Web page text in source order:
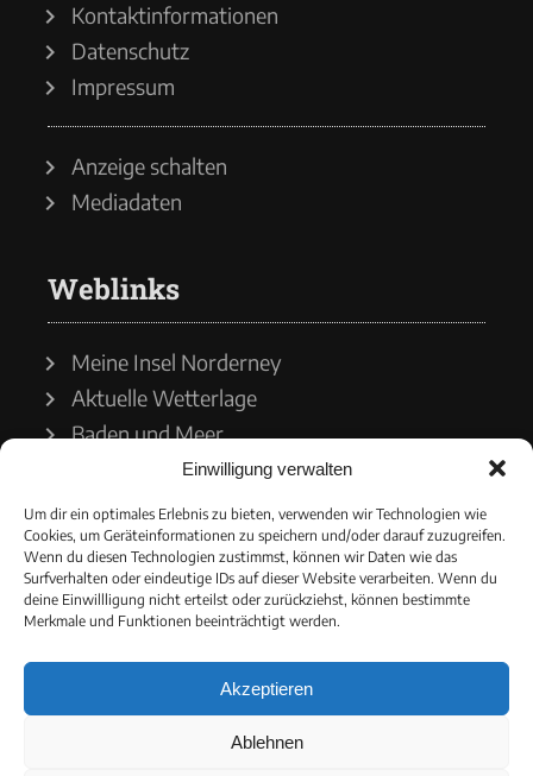
Einwilligung verwalten
Um dir ein optimales Erlebnis zu bieten, verwenden wir Technologien wie
Cookies, um Geräteinformationen zu speichern und/oder darauf zuzugreifen.
Wenn du diesen Technologien zustimmst, können wir Daten wie das
Surfverhalten oder eindeutige IDs auf dieser Website verarbeiten. Wenn du
deine Einwillligung nicht erteilst oder zurückziehst, können bestimmte
Merkmale und Funktionen beeinträchtigt werden.
Akzeptieren
Ablehnen
Kontaktinformationen
Datenschutz
Impressum
Anzeige schalten
Mediadaten
Weblinks
Meine Insel Norderney
Aktuelle Wetterlage
Baden und Meer
Wetterdienst
Wasserstände
Schiffsverkehr